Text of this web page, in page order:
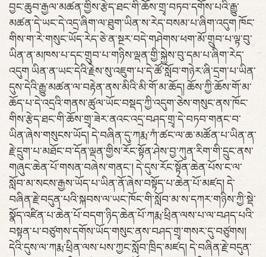
བྱང་ཆུབ་རྒྱལ་མཚན་གྱིས་རྩེད་ཐང་གི་ཆོས་གྲྭ་བཏབ་དགོས་པའི་རྒྱུ་
མཚན་དེ་ཡང་དེ་འདྲ་ཞིག་ལ་ཐུག་ཡིན་ས་རེད་བསམ་པ་ཞིག་འདུག ཁོང་
གིས་ག་རེ་གསུང་ཡོད་རེད་ཅེ་ན་སྔར་བདེ་གཤེགས་ཕག་མོ་གྲུབ་པ་ལྟ་བུ་
ཡིན་ན་མཁས་པ་དང་གྲུབ་པ་གཉིས་ལྡན་གྱི་སྐྱེས་བུ་དམ་པ་ཞིག་རེད་
འདུག ཡིན་ན་ཡང་དེའི་རྗེས་སུ་འཇུག་པ་དེ་ཚོ་སློབ་གཉེར་ཞི་དྲག་པ་ཡིན་
དུས་དེའི་རྒྱུ་མཚན་ལ་བརྟེན་ནས་མིའི་མི་གོ་མ་ཆོད། ཆོས་ཀྱི་ཆོས་གོ་མ་
ཆོད་པ་དེ་འདྲའི་གནས་ཚུལ་ཡོང་བསྡད་ཀྱི་འདུག་ཅེས་གསུང་ནས་ཁོང་
གིས་རྩེད་ཐང་གི་ཆོས་གྲྭ་ཟེར་ནའང་འདྲ་བཤད་གྲྭ་དེ་བཏབ་གནང་བ་
ཡིན་ཞེས་གསུངས་ཡོད། དེ་བཞིན་དུ་ཀརྨ་ཀཾ་ཚང་ལ་ཆ་མཚོན་པ་ཡིན་ན་
རྗེ་དྲུག་པ་མཐོང་བ་དོན་ལྡན་གྱིས་རོང་སྟོན་ཤེས་བྱ་ཀུན་རིག་གི་དྲུང་ནས་
གཞུང་ཆེན་པོ་གསན་བཞེས་གནང་། དེ་དུས་རོང་སྟོན་ཆེན་པོས་ང་ལ་
སློབ་མ་སངས་རྒྱས་ཡོད་པ་ཡིན་ནོ་ཞེས་བསྟོད་པ་ཆེན་པོ་མཛད། དེ་
བཞིན་རྗེ་བདུན་པའི་སྐབས་ལ་ཡང་ཁོང་གི་སློབ་མ་ས་དཀར་གཉིས་ཀྱི་སྡེ་
སྣོད་འཛིན་པ་ཆེན་པོ་བདག་ཉིད་ཆེན་པོ་ཀརྨ་ཕྲིན་ལས་པ་ལ་བཤད་པའི་
བསྟན་པ་བཙུགས་དགོས་ཡོད་གསུང་ནས་བཤད་གྲྭ་གསར་དུ་བཙུགས།
དེའི་དུས་ལ་ཀརྨ་ཕྲིན་ལས་པས་ཀྱང་སློབ་ཁྲིད་མཛད། དེ་བཞིན་རྗེ་བདུན་